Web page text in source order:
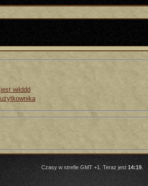
wilddd
Czasy w strefie GMT +1. Teraz jest14:19.